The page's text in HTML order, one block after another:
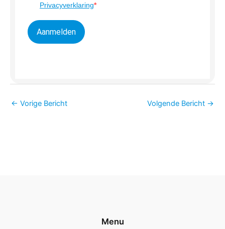
Privacyverklaring
Aanmelden
← Vorige Bericht Volgende Bericht →
Menu